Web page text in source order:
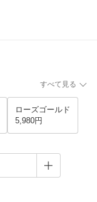
すべて見る
ローズゴールド
5,980円